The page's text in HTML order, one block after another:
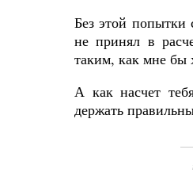
Без этой попытки
не принял в
таким, как мне бы
А как насчет
держать